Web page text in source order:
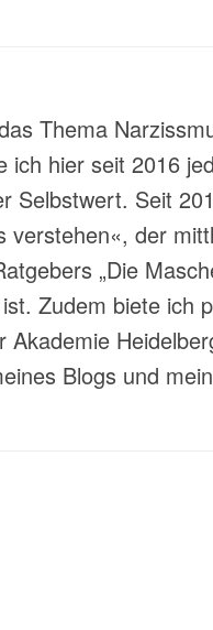
Thema
hier seit 2016
Selbstwert. Seit
der
„Die
Zudem biete ich
Blogs und